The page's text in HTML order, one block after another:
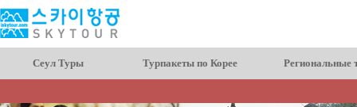
Сеул Туры Турпакеты по Корее Региональные